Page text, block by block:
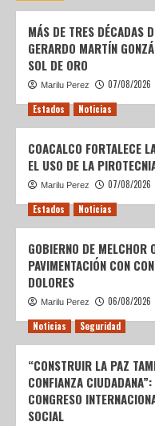
MÁS DE TRES DÉCADAS
GERARDO MARTÍN
SOL DE ORO
Marilu Perez 07/08/2026
Estados Noticias
COACALCO FORTALECE
EL USO DE LA
Marilu Perez 07/08/2026
Estados Noticias
GOBIERNO DE
PAVIMENTACIÓN CON
DOLORES
Marilu Perez 06/08/2026
Noticias Seguridad
“CONSTRUIR LA PAZ
CONFIANZA
CONGRESO
SOCIAL